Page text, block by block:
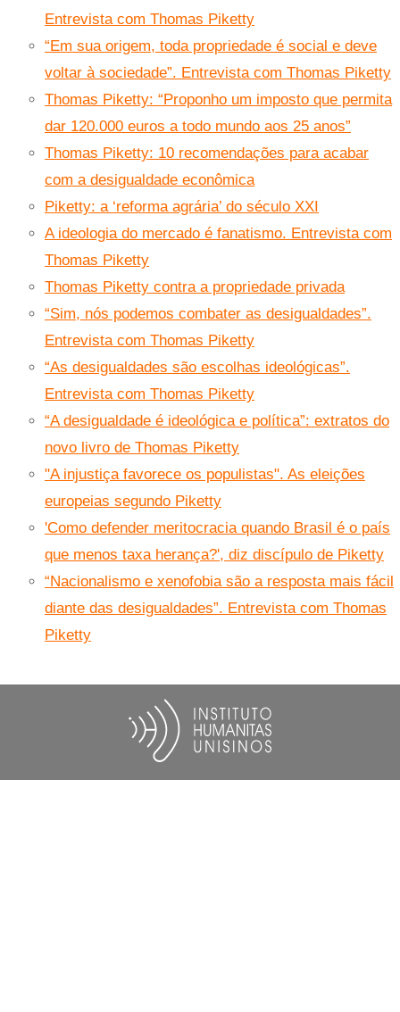
Entrevista com Thomas Piketty
“Em sua origem, toda propriedade é social e deve
voltar à sociedade”. Entrevista com Thomas Piketty
Thomas Piketty: “Proponho um imposto que permita
dar 120.000 euros a todo mundo aos 25 anos”
Thomas Piketty: 10 recomendações para acabar
com a desigualdade econômica
Piketty: a ‘reforma agrária’ do século XXI
A ideologia do mercado é fanatismo. Entrevista com
Thomas Piketty
Thomas Piketty contra a propriedade privada
“Sim, nós podemos combater as desigualdades”.
Entrevista com Thomas Piketty
“As desigualdades são escolhas ideológicas”.
Entrevista com Thomas Piketty
“A desigualdade é ideológica e política”: extratos do
novo livro de Thomas Piketty
"A injustiça favorece os populistas". As eleições
europeias segundo Piketty
'Como defender meritocracia quando Brasil é o país
que menos taxa herança?', diz discípulo de Piketty
“Nacionalismo e xenofobia são a resposta mais fácil
diante das desigualdades”. Entrevista com Thomas
Piketty